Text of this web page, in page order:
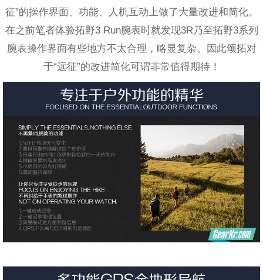
征”的操作界面、功能、人机互动上做了大量改进和简化。
在之前笔者体验拓野3 Run腕表时就发现3R乃至拓野3系列
腕表操作界面有些地方不太合理，略显复杂。因此颂拓对
于“远征”的改进简化可谓非常值得期待！